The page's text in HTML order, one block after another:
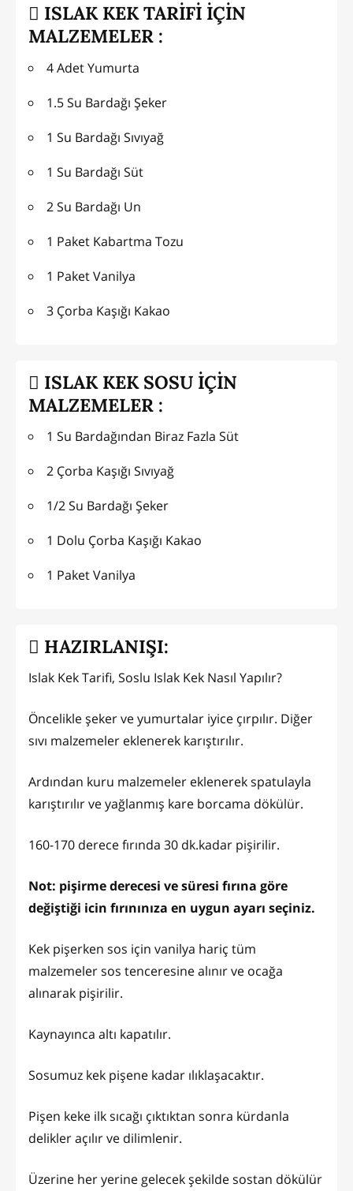
ISLAK KEK TARİFİ İÇİN
MALZEMELER :
4 Adet Yumurta
1.5 Su Bardağı Şeker
1 Su Bardağı Sıvıyağ
1 Su Bardağı Süt
2 Su Bardağı Un
1 Paket Kabartma Tozu
1 Paket Vanilya
3 Çorba Kaşığı Kakao
ISLAK KEK SOSU İÇİN
MALZEMELER :
1 Su Bardağından Biraz Fazla Süt
2 Çorba Kaşığı Sıvıyağ
1/2 Su Bardağı Şeker
1 Dolu Çorba Kaşığı Kakao
1 Paket Vanilya
HAZIRLANIŞI:
Islak Kek Tarifi, Soslu Islak Kek Nasıl Yapılır?
Öncelikle şeker ve yumurtalar iyice çırpılır. Diğer
sıvı malzemeler eklenerek karıştırılır.
Ardından kuru malzemeler eklenerek spatulayla
karıştırılır ve yağlanmış kare borcama dökülür.
160-170 derece fırında 30 dk.kadar pişirilir.
Not: pişirme derecesi ve süresi fırına göre
değiştiği icin fırınınıza en uygun ayarı seçiniz.
Kek pişerken sos için vanilya hariç tüm
malzemeler sos tenceresine alınır ve ocağa
alınarak pişirilir.
Kaynayınca altı kapatılır.
Sosumuz kek pişene kadar ılıklaşacaktır.
Pişen keke ilk sıcağı çıktıktan sonra kürdanla
delikler açılır ve dilimlenir.
Üzerine her yerine gelecek şekilde sostan dökülür